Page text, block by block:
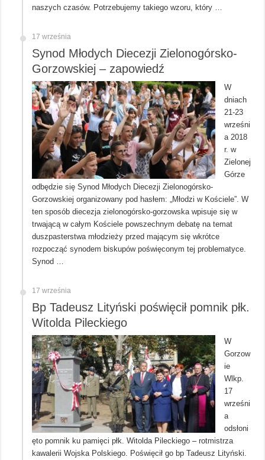
naszych czasów. Potrzebujemy takiego wzoru, który …
17 września
Synod Młodych Diecezji Zielonogórsko-
Gorzowskiej – zapowiedź
W
dniach
21-23
wrześni
a 2018
r. w
Zielonej
Górze
odbędzie się Synod Młodych Diecezji Zielonogórsko-
Gorzowskiej organizowany pod hasłem: „Młodzi w Kościele”. W
ten sposób diecezja zielonogórsko-gorzowska wpisuje się w
trwającą w całym Kościele powszechnym debatę na temat
duszpasterstwa młodzieży przed mającym się wkrótce
rozpocząć synodem biskupów poświęconym tej problematyce.
Synod …
17 września
Bp Tadeusz Lityński poświęcił pomnik płk.
Witolda Pileckiego
W
Gorzow
ie
Wlkp.
17
wrześni
a
odsłoni
ęto pomnik ku pamięci płk. Witolda Pileckiego – rotmistrza
kawalerii Wojska Polskiego. Poświęcił go bp Tadeusz Lityński.